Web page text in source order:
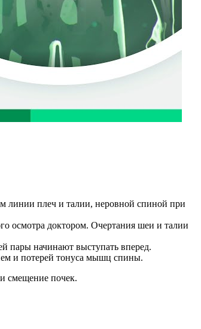
линии плеч и талии, неровной спиной при
осмотра доктором. Очертания шеи и талии
пары начинают выступать вперед.
и потерей тонуса мышц спины.
смещение почек.